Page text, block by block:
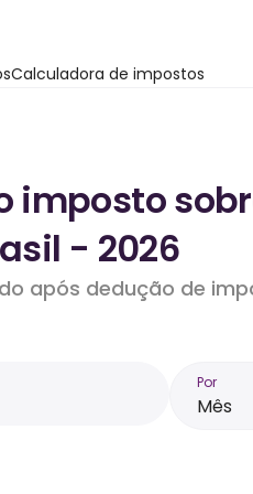
Calculadora de impostos
imposto
- 2026
após dedução de
Por
Mês